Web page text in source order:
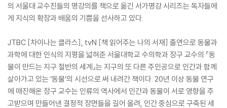
의 서울대 교수진들의 명강의를 책으로 옮긴 서가명강 시리즈는 독자들에
게 지식의 확장과 배움의 기쁨을 선사하고 있다.
JTBC [차이나는 클라스], tvN [책 읽어주는 나의 서재] 출연으로 동물과
과학에 대한 인식의 지평을 넓혀준 서울대학교 수의학과 장구 교수의 『동
물이 만드는 지구 절반의 세계』는 지구의 또 다른 주인공으로 인간과 함께
살아가고 있는 ‘동물’의 시선으로 써 내려간 책이다. 20년 이상 동물 연구
에 매진해온 장구 교수는 인류의 역사에서 인간과 동물이 서로 영향을 주
고받으며 만들어낸 결정적 장면들을 길어 올려, 인간 중심으로 구축된 세